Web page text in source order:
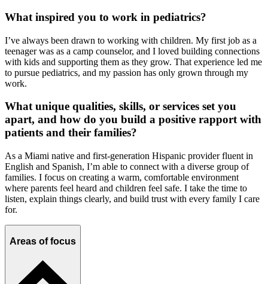
What inspired you to work in pediatrics?
I’ve always been drawn to working with children. My first job as a
teenager was as a camp counselor, and I loved building connections
with kids and supporting them as they grow. That experience led me
to pursue pediatrics, and my passion has only grown through my
work.
What unique qualities, skills, or services set you
apart, and how do you build a positive rapport with
patients and their families?
As a Miami native and first-generation Hispanic provider fluent in
English and Spanish, I’m able to connect with a diverse group of
families. I focus on creating a warm, comfortable environment
where parents feel heard and children feel safe. I take the time to
listen, explain things clearly, and build trust with every family I care
for.
Areas of focus